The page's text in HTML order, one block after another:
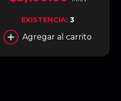
EXISTENCIA: 3
Agregar al carrito